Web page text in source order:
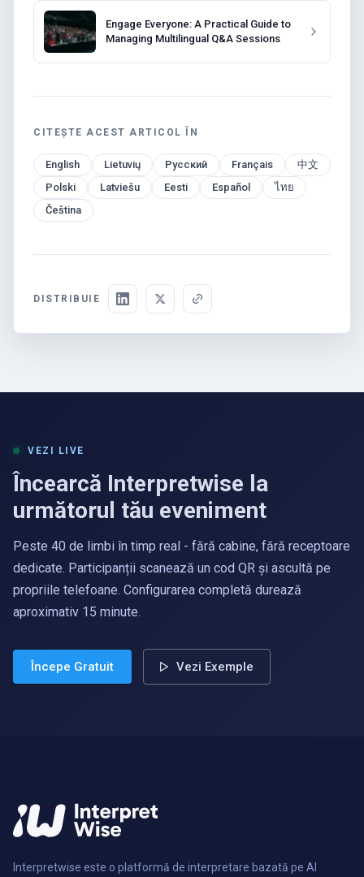
Engage Everyone: A Practical Guide to
Managing Multilingual Q&A Sessions
CITEȘTE ACEST ARTICOL ÎN
English Lietuvių Русский Français
中文
Polski
Latviešu Eesti Español
ไทย
Čeština
DISTRIBUIE
VEZI LIVE
Încearcă Interpretwise la
următorul tău eveniment
Peste 40 de limbi în timp real - fără cabine, fără receptoare
dedicate. Participanții scanează un cod QR și ascultă pe
propriile telefoane. Configurarea completă durează
aproximativ 15 minute.
Începe Gratuit Vezi Exemple
Interpretwise este o platformă de interpretare bazată pe AI